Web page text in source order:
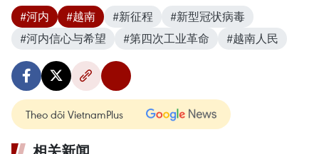
#河内 #越南 #新征程
#新型冠状病毒
#河内信心与希望
#第四次工业革命 #越南人民
Theo dõi VietnamPlus